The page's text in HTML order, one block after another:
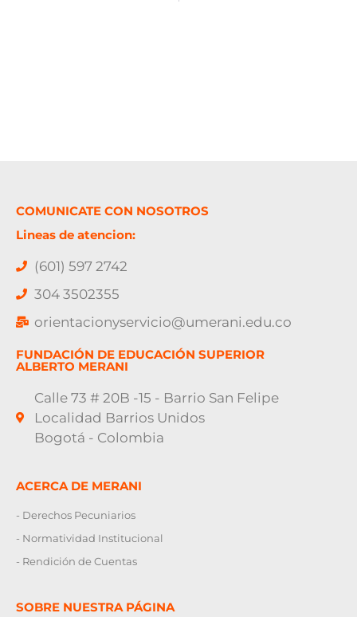
COMUNICATE CON NOSOTROS
Lineas de atencion:
(601) 597 2742
304 3502355
orientacionyservicio@umerani.edu.co
FUNDACIÓN DE EDUCACIÓN SUPERIOR
ALBERTO MERANI
Calle 73 # 20B -15 - Barrio San Felipe
Localidad Barrios Unidos
Bogotá - Colombia
ACERCA DE MERANI
- Derechos Pecuniarios
- Normatividad Institucional
- Rendición de Cuentas
SOBRE NUESTRA PÁGINA